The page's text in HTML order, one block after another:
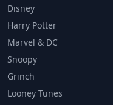
Disney
Harry Potter
Marvel & DC
Snoopy
Grinch
Looney Tunes